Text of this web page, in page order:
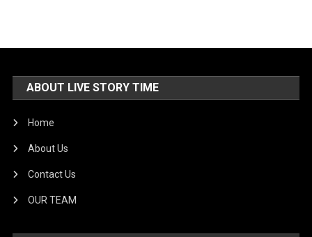
ABOUT LIVE STORY TIME
Home
About Us
Contact Us
OUR TEAM